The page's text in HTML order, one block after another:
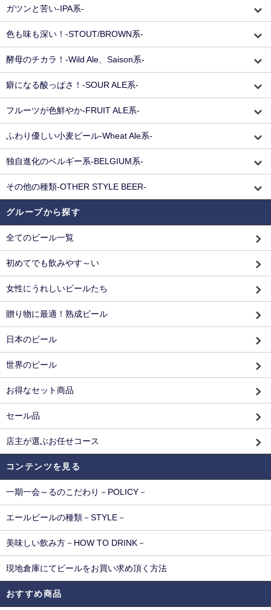
ガツンと苦い-IPA系-
色も味も深い！-STOUT/BROWN系-
酵母のチカラ！-Wild Ale、Saison系-
癖になる酸っぱさ！-SOUR ALE系-
フルーツが色鮮やか-FRUIT ALE系-
ふわり優しい小麦ビール-Wheat Ale系-
独自進化のベルギー系-BELGIUM系-
その他の種類-OTHER STYLE BEER-
グループから探す
全てのビール一覧
初めてでも飲みやす～い
女性にうれしいビールたち
贈り物に最適！熟成ビール
日本のビール
世界のビール
お得なセット商品
セール品
店主が選ぶお任せコース
コンテンツを見る
一期一会～るのこだわり－POLICY－
エールビールの種類－STYLE－
美味しい飲み方－HOW TO DRINK－
現地倉庫にてビールをお買い求め頂く方法
おすすめ商品